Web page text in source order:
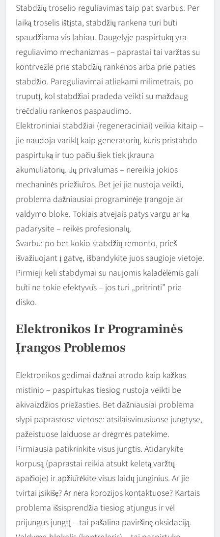
Stabdžių troselio reguliavimas taip pat svarbus. Per
laiką troselis ištįsta, stabdžių rankena turi būti
spaudžiama vis labiau. Daugelyje paspirtukų yra
reguliavimo mechanizmas – paprastai tai varžtas su
kontrvežle prie stabdžių rankenos arba prie paties
stabdžio. Pareguliavimai atliekami milimetrais, po
truputį, kol stabdžiai pradeda veikti su maždaug
trečdaliu rankenos paspaudimo.
Elektroniniai stabdžiai (regeneraciniai) veikia kitaip –
jie naudoja variklį kaip generatorių, kuris pristabdo
paspirtuką ir tuo pačiu šiek tiek įkrauna
akumuliatorių. Jų privalumas – nereikia jokios
mechaninės priežiūros. Bet jei jie nustoja veikti,
problema dažniausiai programinėje įrangoje ar
valdymo bloke. Tokiais atvejais patys vargu ar ką
padarysite – reikės profesionalų.
Svarbu: po bet kokio stabdžių remonto, prieš
išvažiuojant į gatvę, išbandykite juos saugioje vietoje.
Pirmieji keli stabdymai su naujomis kaladėlėmis gali
būti ne tokie efektyvūs – jos turi „pritrinti” prie
disko.
Elektronikos Ir Programinės
Įrangos Problemos
Elektronikos gedimai dažnai atrodo kaip kažkas
mistinio – paspirtukas tiesiog nustoja veikti be
akivaizdžios priežasties. Bet dažniausiai problema
slypi paprastose vietose: atsilaisvinusiuose jungtyse,
pažeistuose laiduose ar drėgmės patekime.
Pirmiausia patikrinkite visus jungtis. Atidarykite
korpusą (paprastai reikia atsukt keletą varžtų
apačioje) ir apžiūrėkite visus laidų junginius. Ar jie
tvirtai įsikišę? Ar nėra korozijos kontaktuose? Kartais
problema išsisprendžia tiesiog atjungus ir vėl
prijungus jungtį – tai pašalina paviršinę oksidaciją.